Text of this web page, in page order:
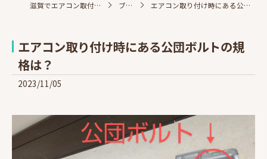
滋賀でエアコン取付なら廣田電気 ブログ エアコン取り付け時にある公団ボルトの規格は？
エアコン取り付け時にある公団ボルトの規
格は？
2023/11/05